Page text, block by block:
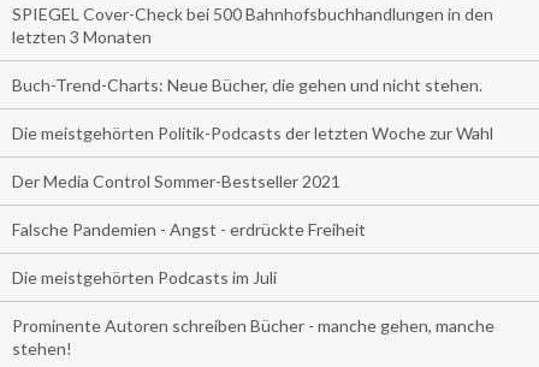
SPIEGEL Cover-Check bei 500 Bahnhofsbuchhandlungen in den
letzten 3 Monaten
Buch-Trend-Charts: Neue Bücher, die gehen und nicht stehen.
Die meistgehörten Politik-Podcasts der letzten Woche zur Wahl
Der Media Control Sommer-Bestseller 2021
Falsche Pandemien - Angst - erdrückte Freiheit
Die meistgehörten Podcasts im Juli
Prominente Autoren schreiben Bücher - manche gehen, manche
stehen!